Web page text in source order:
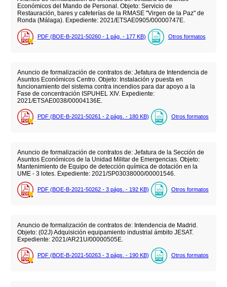
Económicos del Mando de Personal. Objeto: Servicio de
Restauración, bares y cafeterías de la RMASE "Virgen de la Paz" de
Ronda (Málaga). Expediente: 2021/ETSAE0905/00000747E.
PDF (BOE-B-2021-50260 - 1 pág. - 177 KB) Otros formatos
Anuncio de formalización de contratos de: Jefatura de Intendencia de
Asuntos Económicos Centro. Objeto: Instalación y puesta en
funcionamiento del sistema contra incendios para dar apoyo a la
Fase de concentración ISPUHEL XIV. Expediente:
2021/ETSAE0038/00004136E.
PDF (BOE-B-2021-50261 - 2 págs. - 180 KB) Otros formatos
Anuncio de formalización de contratos de: Jefatura de la Sección de
Asuntos Económicos de la Unidad Militar de Emergencias. Objeto:
Mantenimiento de Equipo de detección química de dotación en la
UME - 3 lotes. Expediente: 2021/SP03038000/00001546.
PDF (BOE-B-2021-50262 - 3 págs. - 192 KB) Otros formatos
Anuncio de formalización de contratos de: Intendencia de Madrid.
Objeto: (02J) Adquisición equipamiento industrial ámbito JESAT.
Expediente: 2021/AR21U/00000505E.
PDF (BOE-B-2021-50263 - 3 págs. - 190 KB) Otros formatos